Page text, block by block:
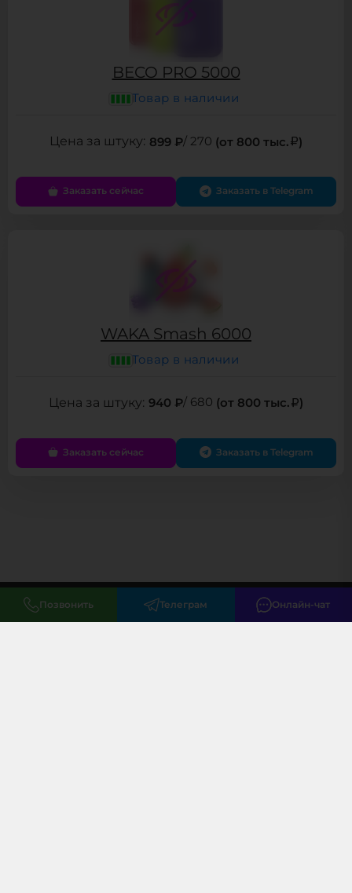
BECO PRO 5000
Товар в наличии
899 ₽/ 270 (от 800 тыс. )
Заказать сейчас Заказать в Telegram
WAKA Smash 6000
Товар в наличии
940 ₽/ 680 (от 800 тыс. )
Заказать сейчас Заказать в Telegram
Позвонить Телеграм Онлайн-чат